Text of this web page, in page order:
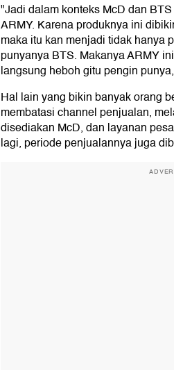
"Jadi dalam konteks McD dan
ARMY. Karena produknya ini
maka itu kan menjadi tidak hanya
punyanya BTS. Makanya ARMY
langsung heboh gitu pengin
Hal lain yang bikin banyak orang
membatasi channel penjualan,
disediakan McD, dan layanan
lagi, periode penjualannya juga